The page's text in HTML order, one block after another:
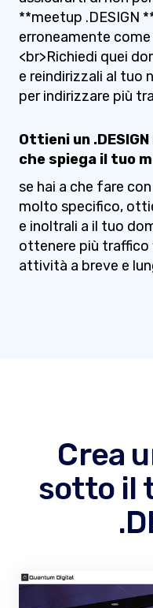
**meetup .DESIGN
erroneamente come
<br>Richiedi quei
e reindirizzali al tuo
per indirizzare più
Ottieni un
che spiega il tuo
se hai a che fare
molto specifico,
e inoltrali a il tuo
ottenere più traffico
attività a breve e
Crea
sotto il